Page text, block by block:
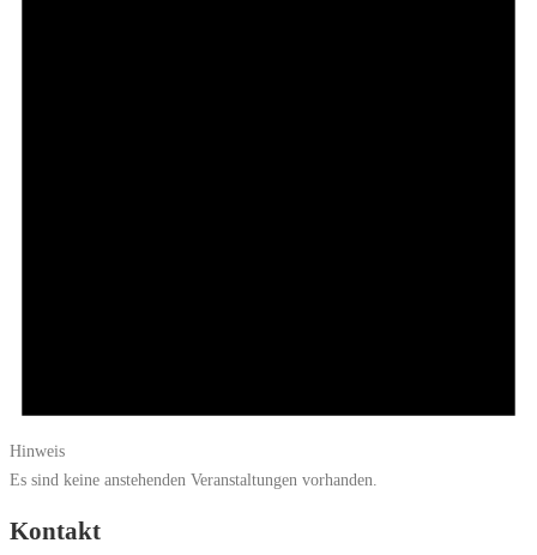
Hinweis
Es sind keine anstehenden Veranstaltungen vorhanden.
Kontakt